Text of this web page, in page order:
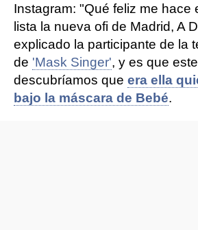
Instagram: "Qué feliz me hace
lista la nueva ofi de Madrid, A
explicado la participante de la
de 'Mask Singer', y es que
descubríamos que era ella
bajo la máscara de Bebé.